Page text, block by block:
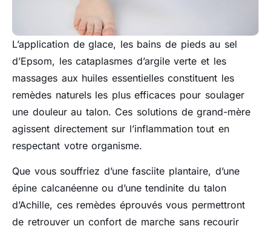
L’application de glace, les bains de pieds au sel
d’Epsom, les cataplasmes d’argile verte et les
massages aux huiles essentielles constituent les
remèdes naturels les plus efficaces pour soulager
une douleur au talon. Ces solutions de grand-mère
agissent directement sur l’inflammation tout en
respectant votre organisme.
Que vous souffriez d’une fasciite plantaire, d’une
épine calcanéenne ou d’une tendinite du talon
d’Achille, ces remèdes éprouvés vous permettront
de retrouver un confort de marche sans recourir